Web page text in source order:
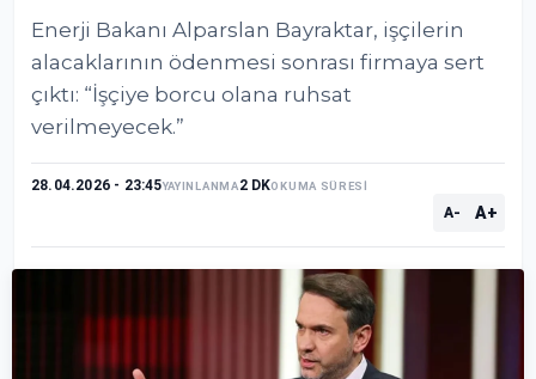
Enerji Bakanı Alparslan Bayraktar, işçilerin
alacaklarının ödenmesi sonrası firmaya sert
çıktı: “İşçiye borcu olana ruhsat
verilmeyecek.”
28.04.2026 - 23:45YAYINLANMA2 DKOKUMA SÜRESİ
A- A+